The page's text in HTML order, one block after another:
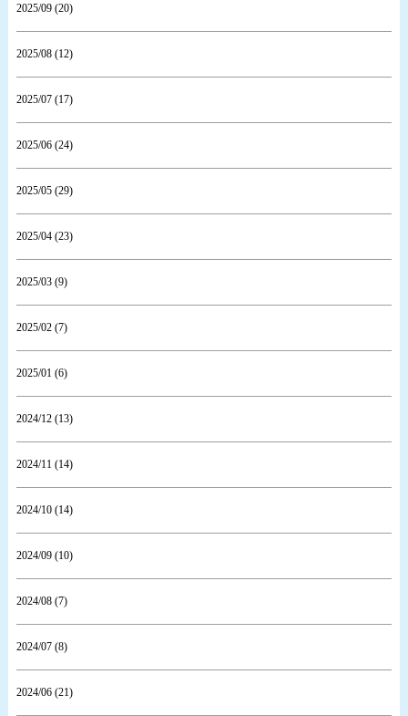
2025/09 (20)
2025/08 (12)
2025/07 (17)
2025/06 (24)
2025/05 (29)
2025/04 (23)
2025/03 (9)
2025/02 (7)
2025/01 (6)
2024/12 (13)
2024/11 (14)
2024/10 (14)
2024/09 (10)
2024/08 (7)
2024/07 (8)
2024/06 (21)